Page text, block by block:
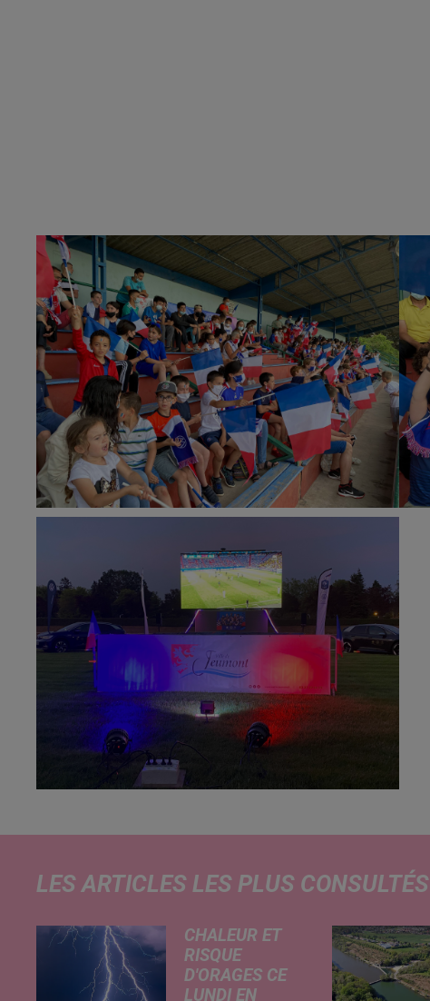
LES ARTICLES LES PLUS CONSULTÉS
CHALEUR ET
RISQUE
D'ORAGES CE
LUNDI EN